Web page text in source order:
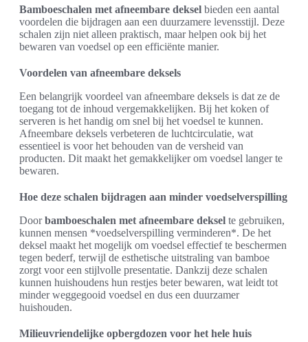
Bamboeschalen met afneembare deksel bieden een aantal
voordelen die bijdragen aan een duurzamere levensstijl. Deze
schalen zijn niet alleen praktisch, maar helpen ook bij het
bewaren van voedsel op een efficiënte manier.
Voordelen van afneembare deksels
Een belangrijk voordeel van afneembare deksels is dat ze de
toegang tot de inhoud vergemakkelijken. Bij het koken of
serveren is het handig om snel bij het voedsel te kunnen.
Afneembare deksels verbeteren de luchtcirculatie, wat
essentieel is voor het behouden van de versheid van
producten. Dit maakt het gemakkelijker om voedsel langer te
bewaren.
Hoe deze schalen bijdragen aan minder voedselverspilling
Doorbamboeschalen met afneembare deksel te gebruiken,
kunnen mensen *voedselverspilling verminderen*. De het
deksel maakt het mogelijk om voedsel effectief te beschermen
tegen bederf, terwijl de esthetische uitstraling van bamboe
zorgt voor een stijlvolle presentatie. Dankzij deze schalen
kunnen huishoudens hun restjes beter bewaren, wat leidt tot
minder weggegooid voedsel en dus een duurzamer
huishouden.
Milieuvriendelijke opbergdozen voor het hele huis